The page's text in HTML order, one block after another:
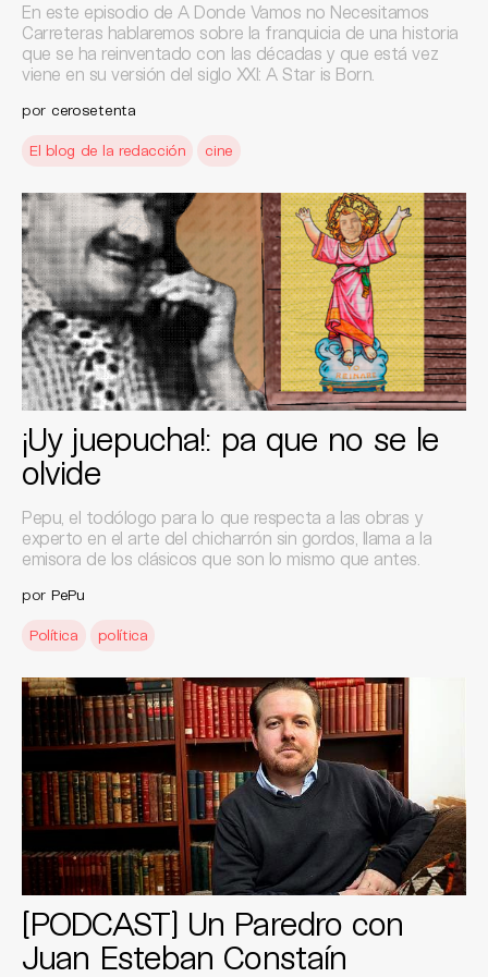
En este episodio de A Donde Vamos no Necesitamos
Carreteras hablaremos sobre la franquicia de una historia
que se ha reinventado con las décadas y que está vez
viene en su versión del siglo XXI: A Star is Born.
por cerosetenta
El blog de la redacción cine
¡Uy juepucha!: pa que no se le
olvide
Pepu, el todólogo para lo que respecta a las obras y
experto en el arte del chicharrón sin gordos, llama a la
emisora de los clásicos que son lo mismo que antes.
por PePu
Política política
[PODCAST] Un Paredro con
Juan Esteban Constaín